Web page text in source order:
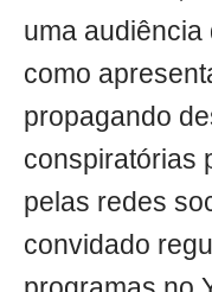
uma
como
propagando
conspiratórias
pelas redes
convidado